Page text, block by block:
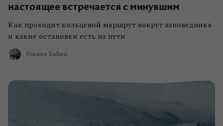
настоящее встречается с минувшим
Как проходит кольцевой маршрут вокруг заповедника
и какие остановки есть на пути
Ульяна Бабий